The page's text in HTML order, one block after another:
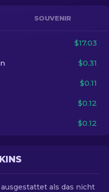
DE
SOUVENIR
$17.03
$0.31
$0.11
$0.12
$0.12
als das nicht